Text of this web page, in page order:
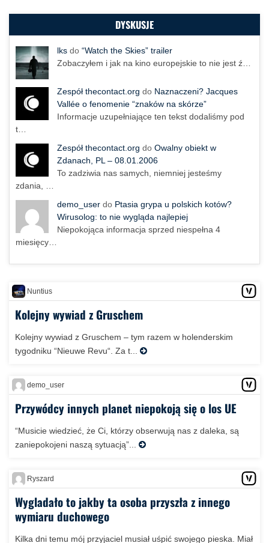
DYSKUSJE
lks do “Watch the Skies” trailer
Zobaczyłem i jak na kino europejskie to nie jest ź…
Zespół thecontact.org do Naznaczeni? Jacques
Vallée o fenomenie “znaków na skórze”
Informacje uzupełniające ten tekst dodaliśmy pod
t…
Zespół thecontact.org do Owalny obiekt w
Zdanach, PL – 08.01.2006
To zadziwia nas samych, niemniej jesteśmy
zdania, …
demo_user do Ptasia grypa u polskich kotów?
Wirusolog: to nie wygląda najlepiej
Niepokojąca informacja sprzed niespełna 4
miesięcy…
Nuntius
Kolejny wywiad z Gruschem
Kolejny wywiad z Gruschem – tym razem w holenderskim
tygodniku “Nieuwe Revu“. Za t...
demo_user
Przywódcy innych planet niepokoją się o los UE
“Musicie wiedzieć, że Ci, którzy obserwują nas z daleka, są
zaniepokojeni naszą sytuacją”...
Ryszard
Wygladało to jakby ta osoba przyszła z innego
wymiaru duchowego
Kilka dni temu mój przyjaciel musiał uśpić swojego pieska. Miał